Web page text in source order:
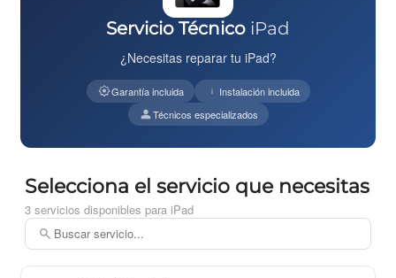
Servicio Técnico iPad
¿Necesitas reparar tu iPad?
Garantía incluida
Instalación incluida
Técnicos especializados
Selecciona el servicio que necesitas
3 servicios disponibles para iPad